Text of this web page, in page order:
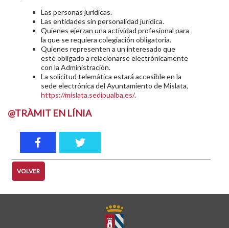
Las personas jurídicas.
Las entidades sin personalidad jurídica.
Quienes ejerzan una actividad profesional para
la que se requiera colegiación obligatoria.
Quienes representen a un interesado que
esté obligado a relacionarse electrónicamente
con la Administración.
La solicitud telemática estará accesible en la
sede electrónica del Ayuntamiento de Mislata,
https://mislata.sedipualba.es/.
@TRÀMIT EN LÍNIA
VOLVER